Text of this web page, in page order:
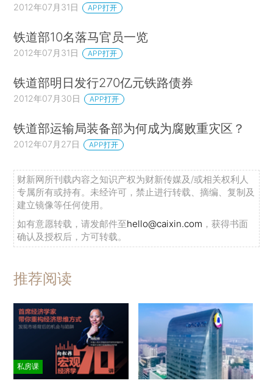
2012年07月31日 APP打开
铁道部10名落马官员一览
2012年07月31日 APP打开
铁道部明日发行270亿元铁路债券
2012年07月30日 APP打开
铁道部运输局装备部为何成为腐败重灾区？
2012年07月27日 APP打开
财新网所刊载内容之知识产权为财新传媒及/或相关权利人
专属所有或持有。未经许可，禁止进行转载、摘编、复制及
建立镜像等任何使用。
如有意愿转载，请发邮件至hello@caixin.com ，获得书面
确认及授权后，方可转载。
推荐阅读
私房课